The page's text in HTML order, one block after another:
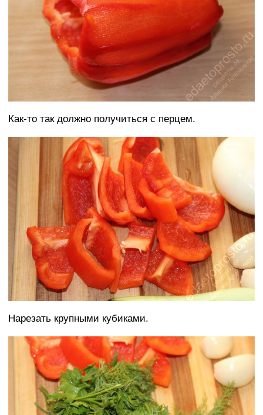
Как-то так должно получиться с перцем.
Нарезать крупными кубиками.